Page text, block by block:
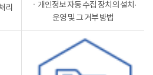
리
ㆍ개인정보 자동 수집 장치의 설치·
운영 및 그 거부 방법